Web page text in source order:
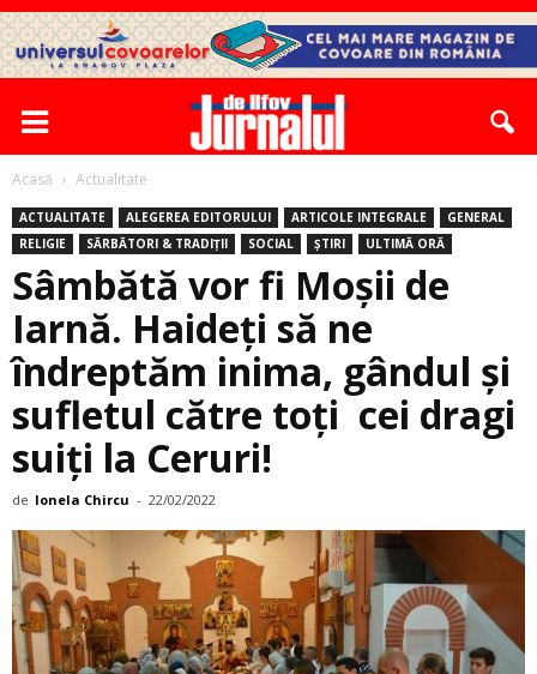
Acasă Actualitate
ACTUALITATE ALEGEREA EDITORULUI ARTICOLE INTEGRALE
GENERAL
RELIGIE
SĂRBĂTORI & TRADIȚII SOCIAL ȘTIRI ULTIMĂ ORĂ
Sâmbătă vor fi Moșii de
Iarnă. Haideți să ne
îndreptăm inima, gândul și
sufletul către toți cei dragi
suiți la Ceruri!
de Ionela Chircu - 22/02/2022